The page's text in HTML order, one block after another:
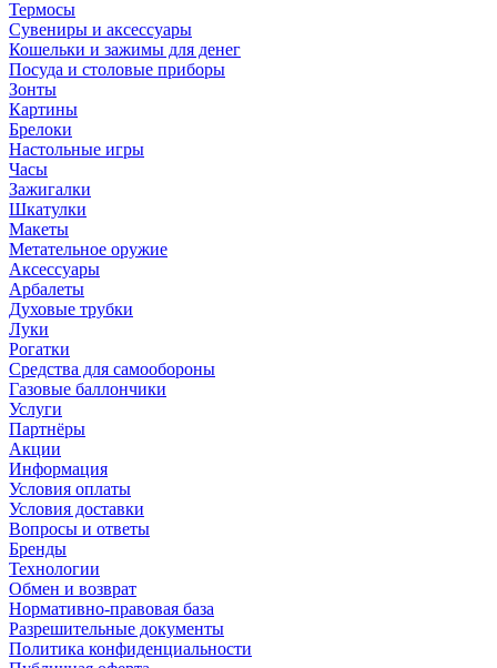
Термосы
Сувениры и аксессуары
Кошельки и зажимы для денег
Посуда и столовые приборы
Зонты
Картины
Брелоки
Настольные игры
Часы
Зажигалки
Шкатулки
Макеты
Метательное оружие
Аксессуары
Арбалеты
Духовые трубки
Луки
Рогатки
Средства для самообороны
Газовые баллончики
Услуги
Партнёры
Акции
Информация
Условия оплаты
Условия доставки
Вопросы и ответы
Бренды
Технологии
Обмен и возврат
Нормативно-правовая база
Разрешительные документы
Политика конфиденциальности